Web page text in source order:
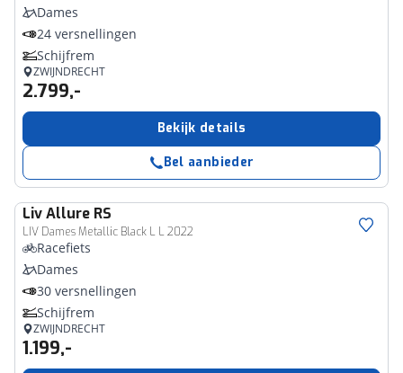
Dames
24 versnellingen
Schijfrem
ZWIJNDRECHT
2.799,-
Bekijk details
Bel aanbieder
LivAllure RS
LIV Dames Metallic Black L L 2022
Racefiets
Dames
30 versnellingen
Schijfrem
ZWIJNDRECHT
1.199,-